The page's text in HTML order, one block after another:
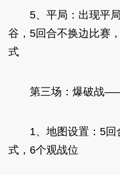
5、平局：出现平局
谷，5回合不换边比赛
式
第三场：爆破战
1、地图设置：5回
式，6个观战位